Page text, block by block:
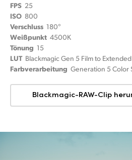
FPS 25
ISO 800
Verschluss 180°
Weißpunkt 4500K
Tönung 15
LUT Blackmagic Gen 5 Film to
Farbverarbeitung Generation 5 Color
Blackmagic-RAW-Clip